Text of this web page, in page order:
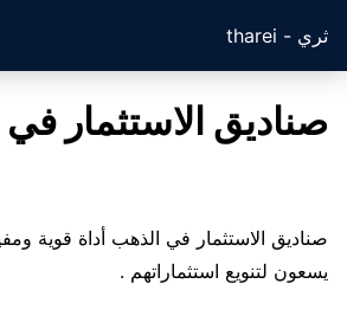
ثري - tharei
صناديق الاستثمار
صناديق الاستثمار في الذهب أداة قوية
يسعون لتنويع استثماراتهم .